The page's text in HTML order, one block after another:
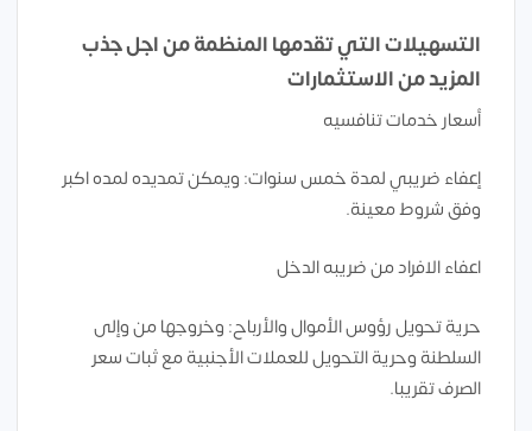
التسهيلات التي تقدمها المنظمة من اجل جذب
المزيد من الاستثمارات
أسعار خدمات تنافسيه
إعفاء ضريبي لمدة خمس سنوات: ويمكن تمديده لمده اكبر
وفق شروط معينة.
اعفاء الافراد من ضريبه الدخل
حرية تحويل رؤوس الأموال والأرباح: وخروجها من وإلى
السلطنة وحرية التحويل للعملات الأجنبية مع ثبات سعر
الصرف تقريبا.